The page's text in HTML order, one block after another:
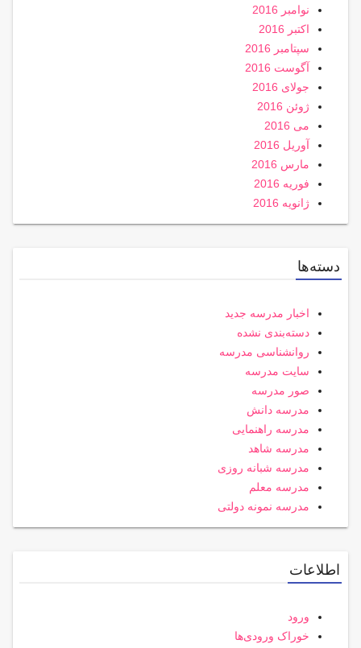
نوامبر 2016
اکتبر 2016
سپتامبر 2016
آگوست 2016
جولای 2016
ژوئن 2016
می 2016
آوریل 2016
مارس 2016
فوریه 2016
ژانویه 2016
دسته‌ها
اخبار مدرسه جدید
دسته‌بندی نشده
روانشناسی مدرسه
سایت مدرسه
صور مدرسه
مدرسه دانش
مدرسه راهنمایی
مدرسه شاهد
مدرسه شبانه روزی
مدرسه معلم
مدرسه نمونه دولتی
اطلاعات
ورود
خوراک ورودی‌ها